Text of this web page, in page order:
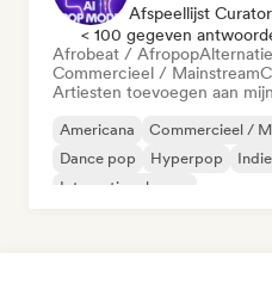
Afspeellijst Curator
< 100 gegeven
Afrobeat / Afropop
Commercieel / Mainstream
Artiesten toevoegen aan
Americana Commercieel /
Dance pop
Hyperpop
Internationale pop